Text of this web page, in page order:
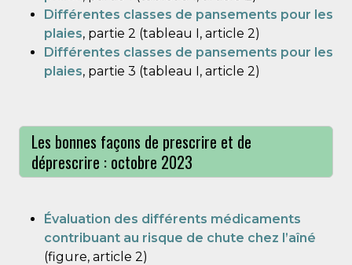
Différentes classes de pansements pour les
plaies, partie 2 (tableau I, article 2)
Différentes classes de pansements pour les
plaies, partie 3 (tableau I, article 2)
Les bonnes façons de prescrire et de
déprescrire : octobre 2023
Évaluation des différents médicaments
contribuant au risque de chute chez l’aîné
(figure, article 2)